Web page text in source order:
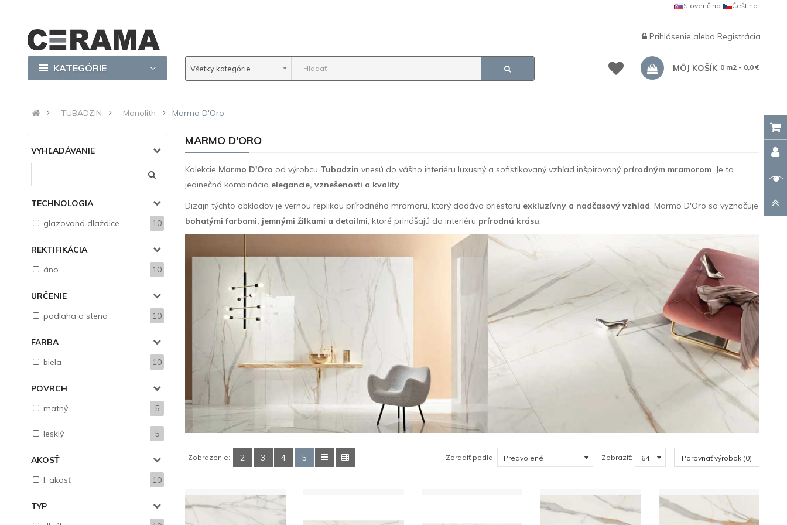
Čeština
Slovenčina
Prihlásenie alebo Registrácia
KATEGÓRIE Všetky kategórie MÔJ KOŠÍK 0 m2 - 0,0 €
TUBADZIN Monolith Marmo D'Oro
VYHĽADÁVANIE
TECHNOLOGIA
glazovaná dlaždice
10
REKTIFIKÁCIA
áno
10
URČENIE
podlaha a stena
10
FARBA
biela
10
POVRCH
matný
5
lesklý 5
AKOSŤ
I. akosť
10
TYP
MARMO D'ORO
Kolekcie Marmo D'Oro od výrobcu Tubadzin vnesú do vášho interiéru luxusný a sofistikovaný vzhľad inšpirovaný prírodným mramorom. Je to
jedinečná kombinácia elegancie, vznešenosti a kvality.
Dizajn týchto obkladov je vernou replikou prírodného mramoru, ktorý dodáva priestoru exkluzívny a nadčasový vzhľad. Marmo D'Oro sa vyznačuje
bohatými farbami, jemnými žilkami a detailmi, ktoré prinášajú do interiéru prírodnú krásu.
Zobrazenie: 2 3 4 5 Zoradiť podľa: Zobraziť: Porovnať výrobok (0)